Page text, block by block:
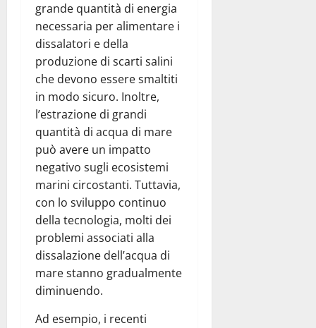
grande quantità di energia
necessaria per alimentare i
dissalatori e della
produzione di scarti salini
che devono essere smaltiti
in modo sicuro. Inoltre,
l’estrazione di grandi
quantità di acqua di mare
può avere un impatto
negativo sugli ecosistemi
marini circostanti. Tuttavia,
con lo sviluppo continuo
della tecnologia, molti dei
problemi associati alla
dissalazione dell’acqua di
mare stanno gradualmente
diminuendo.
Ad esempio, i recenti